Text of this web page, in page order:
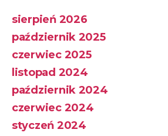
sierpień 2026
październik 2025
czerwiec 2025
listopad 2024
październik 2024
czerwiec 2024
styczeń 2024